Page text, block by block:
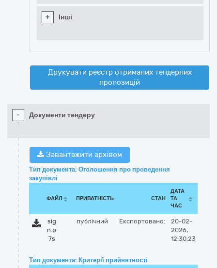
+ Інші
Друкувати реєстр отриманих тендерних
пропозицій
- Документи тендеру
Завантажити архівом
Тип документа: Оголошення про проведення
закупівлі
ФАЙЛ ПРИВАТНІСТЬ СТАН
ДАТА
ТА
ЧАС
sig
n.p
7s
публічний Експортовано:
20-02-
2026,
12:30:23
Тип документа: Критерії прийнятності